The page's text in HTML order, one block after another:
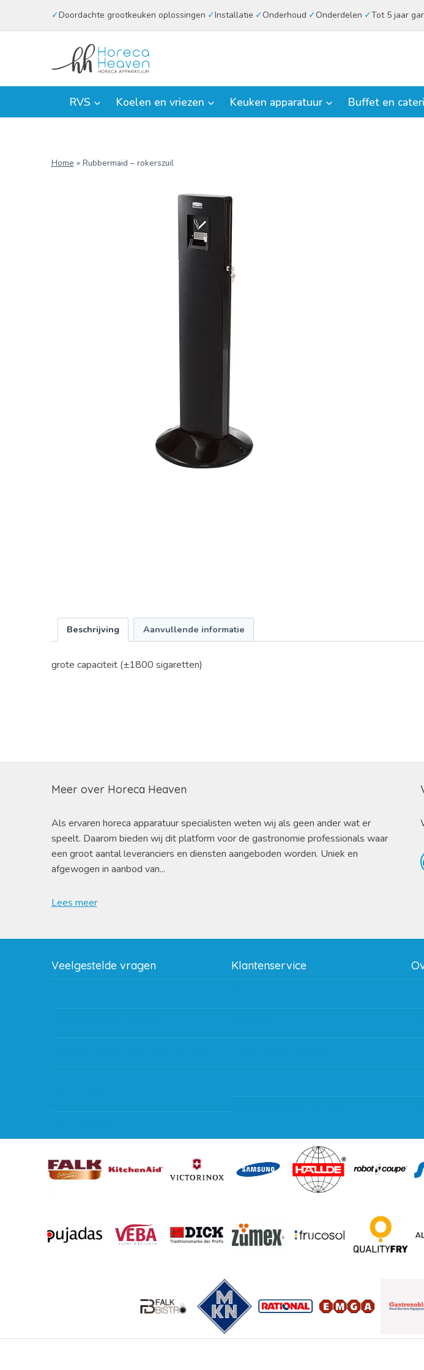
Doordachte grootkeuken oplossingen Installatie Onderhoud Onderdelen Tot 5 jaar
RVS Koelen en vriezen Keuken apparatuur Buffet en
Home » Rubbermaid – rokerszuil
Beschrijving Aanvullende informatie
grote capaciteit (±1800 sigaretten)
Meer over Horeca Heaven
Als ervaren horeca apparatuur specialisten weten wij als geen ander wat er
speelt. Daarom bieden wij dit platform voor de gastronomie professionals waar
een groot aantal leveranciers en diensten aangeboden worden. Uniek en
afgewogen in aanbod van...
Lees meer
Veelgestelde vragen Klantenservice
Subsidie regeling EIA 2020